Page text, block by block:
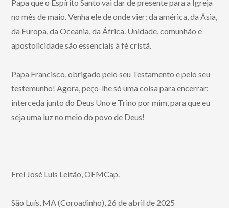
Papa que o Espírito Santo vai dar de presente para a Igreja
no mês de maio. Venha ele de onde vier: da américa, da Ásia,
da Europa, da Oceania, da África. Unidade, comunhão e
apostolicidade são essenciais à fé cristã.
Papa Francisco, obrigado pelo seu Testamento e pelo seu
testemunho! Agora, peço-lhe só uma coisa para encerrar:
interceda junto do Deus Uno e Trino por mim, para que eu
seja uma luz no meio do povo de Deus!
Frei José Luís Leitão, OFMCap.
São Luís, MA (Coroadinho), 26 de abril de 2025